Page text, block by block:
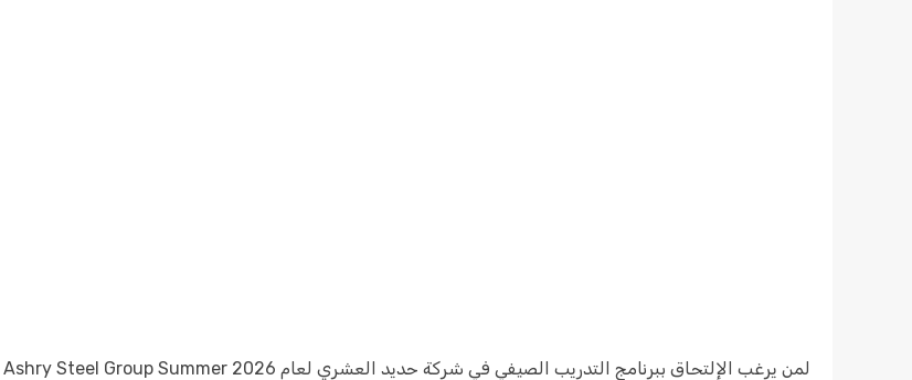
لمن يرغب الإلتحاق ببرنامج التدريب الصيفي في شركة حديد العشري لعام 2026 Ashry Steel Group Summer